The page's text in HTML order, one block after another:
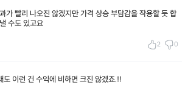
가 빨리 나오진 않겠지만 가격 상승 부담감을 작용할 듯 합
수도 있고요
2 0
도 이런 건 수익에 비하면 크진 않겠죠.!!